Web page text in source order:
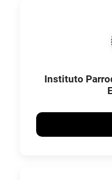
Instituto